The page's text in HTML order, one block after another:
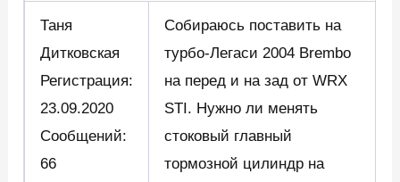
Таня
Дитковская
Регистрация:
23.09.2020
Сообщений:
66
Собираюсь поставить на
турбо-Легаси 2004 Brembo
на перед и на зад от WRX
STI. Нужно ли менять
стоковый главный
тормозной цилиндр на